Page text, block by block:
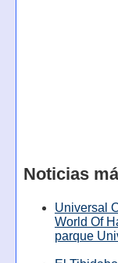
Noticias
Universal
World Of
parque